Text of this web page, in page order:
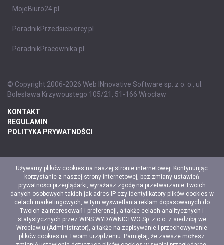
MojeBiuro24.pl
PoradnikPrzedsiebiorcy.pl
PoradnikPracownika.pl
© Copyright 2006-2026 Web INnovative Software sp. z o. o., ul.
Bolesława Krzywoustego 105/21, 51-166 Wrocław
KONTAKT
REGULAMIN
POLITYKA PRYWATNOŚCI
Używamy plików cookies na naszej stronie internetowej. Kontynuując
korzystanie z naszej strony internetowej, bez zmiany ustawień
prywatności przeglądarki, wyrażasz zgodę na przetwarzanie Twoich
danych osobowych takich jak adres IP czy identyfikatory plików cookies w
celach marketingowych, w tym wyświetlania reklam dopasowanych do
Twoich zainteresowań i preferencji, a także celach analitycznych i
statystycznych przez WINS WYDAWNICTWO Sp. z o.o. z siedzibą we
Wrocławiu (Administrator), a także na zapisywanie i przechowywanie
plików cookies na Twoim urządzeniu. Pamiętaj, że zawsze możesz